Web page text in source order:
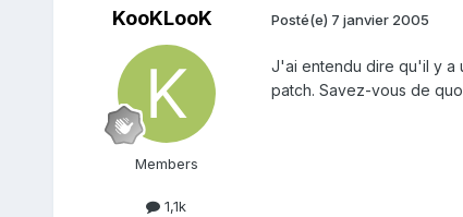
KooKLooK
Members
1,1k
Posté(e) 7 janvier 2005
J'ai entendu dire qu'il y a
patch. Savez-vous de